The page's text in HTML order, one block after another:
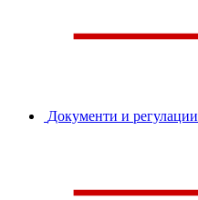
Документи и регулации